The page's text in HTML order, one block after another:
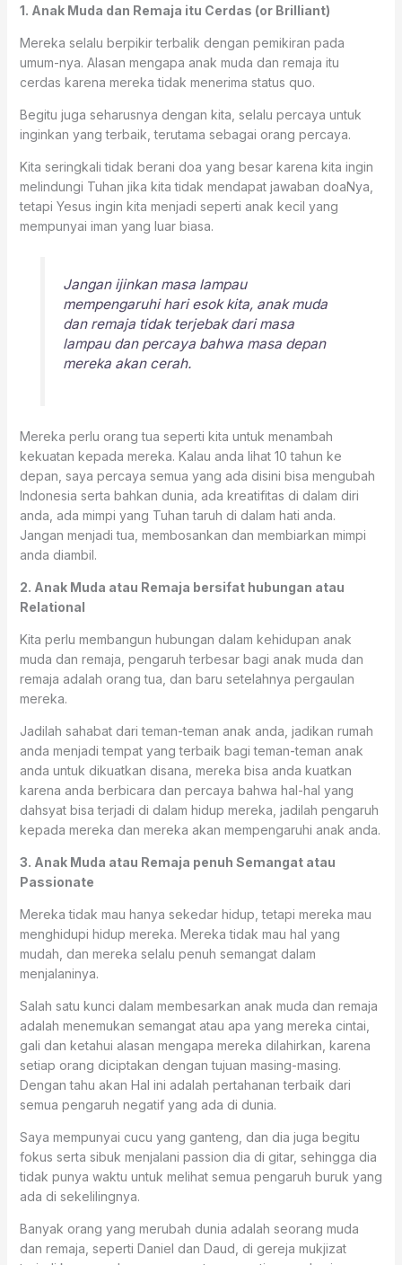
1. Anak Muda dan Remaja itu Cerdas (or Brilliant)
Mereka selalu berpikir terbalik dengan pemikiran pada
umum-nya. Alasan mengapa anak muda dan remaja itu
cerdas karena mereka tidak menerima status quo.
Begitu juga seharusnya dengan kita, selalu percaya untuk
inginkan yang terbaik, terutama sebagai orang percaya.
Kita seringkali tidak berani doa yang besar karena kita ingin
melindungi Tuhan jika kita tidak mendapat jawaban doaNya,
tetapi Yesus ingin kita menjadi seperti anak kecil yang
mempunyai iman yang luar biasa.
Jangan ijinkan masa lampau
mempengaruhi hari esok kita, anak muda
dan remaja tidak terjebak dari masa
lampau dan percaya bahwa masa depan
mereka akan cerah.
Mereka perlu orang tua seperti kita untuk menambah
kekuatan kepada mereka. Kalau anda lihat 10 tahun ke
depan, saya percaya semua yang ada disini bisa mengubah
Indonesia serta bahkan dunia, ada kreatifitas di dalam diri
anda, ada mimpi yang Tuhan taruh di dalam hati anda.
Jangan menjadi tua, membosankan dan membiarkan mimpi
anda diambil.
2. Anak Muda atau Remaja bersifat hubungan atau
Relational
Kita perlu membangun hubungan dalam kehidupan anak
muda dan remaja, pengaruh terbesar bagi anak muda dan
remaja adalah orang tua, dan baru setelahnya pergaulan
mereka.
Jadilah sahabat dari teman-teman anak anda, jadikan rumah
anda menjadi tempat yang terbaik bagi teman-teman anak
anda untuk dikuatkan disana, mereka bisa anda kuatkan
karena anda berbicara dan percaya bahwa hal-hal yang
dahsyat bisa terjadi di dalam hidup mereka, jadilah pengaruh
kepada mereka dan mereka akan mempengaruhi anak anda.
3. Anak Muda atau Remaja penuh Semangat atau
Passionate
Mereka tidak mau hanya sekedar hidup, tetapi mereka mau
menghidupi hidup mereka. Mereka tidak mau hal yang
mudah, dan mereka selalu penuh semangat dalam
menjalaninya.
Salah satu kunci dalam membesarkan anak muda dan remaja
adalah menemukan semangat atau apa yang mereka cintai,
gali dan ketahui alasan mengapa mereka dilahirkan, karena
setiap orang diciptakan dengan tujuan masing-masing.
Dengan tahu akan Hal ini adalah pertahanan terbaik dari
semua pengaruh negatif yang ada di dunia.
Saya mempunyai cucu yang ganteng, dan dia juga begitu
fokus serta sibuk menjalani passion dia di gitar, sehingga dia
tidak punya waktu untuk melihat semua pengaruh buruk yang
ada di sekelilingnya.
Banyak orang yang merubah dunia adalah seorang muda
dan remaja, seperti Daniel dan Daud, di gereja mukjizat